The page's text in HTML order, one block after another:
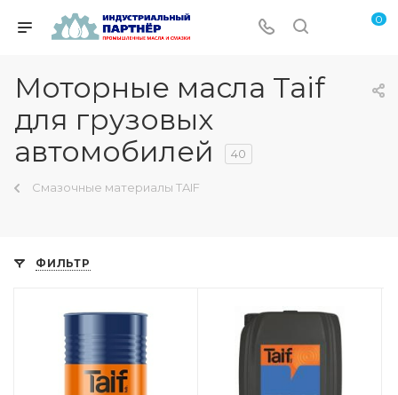
0
Моторные масла Taif
для грузовых
автомобилей
40
Смазочные материалы TAIF
ФИЛЬТР